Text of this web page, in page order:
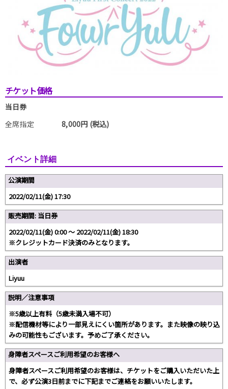
チケット価格
当日券
全席指定
8,000円 (税込)
イベント詳細
公演期間
2022/02/11(金) 17:30
販売期間: 当日券
2022/02/11(金) 0:00 〜 2022/02/11(金) 18:30
※クレジットカード決済のみとなります。
出演者
Liyuu
説明／注意事項
※5歳以上有料（5歳未満入場不可）
※配信機材等により一部見えにくい箇所があります。また映像の映り込
みの可能性もございます。予めご了承ください。
身障者スペースご利用希望のお客様へ
身障者スペースご利用希望のお客様は、チケットをご購入いただいた上
で、必ず公演3日前までに下記までご連絡をお願いいたします。